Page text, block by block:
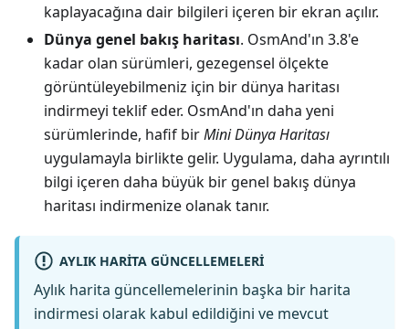
kaplayacağına dair bilgileri içeren bir ekran açılır.
Dünya genel bakış haritası. OsmAnd'ın 3.8'e
kadar olan sürümleri, gezegensel ölçekte
görüntüleyebilmeniz için bir dünya haritası
indirmeyi teklif eder. OsmAnd'ın daha yeni
sürümlerinde, hafif birMini Dünya Haritası
uygulamayla birlikte gelir. Uygulama, daha ayrıntılı
bilgi içeren daha büyük bir genel bakış dünya
haritası indirmenize olanak tanır.
AYLIK HARITA GÜNCELLEMELERI
Aylık harita güncellemelerinin başka bir harita
indirmesi olarak kabul edildiğini ve mevcut